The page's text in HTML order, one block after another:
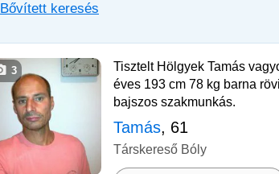
Bővített keresés
3
Tisztelt Hölgyek Tamás
éves 193 cm 78 kg barna
bajszos szakmunkás.
Tamás, 61
Társkereső Bóly